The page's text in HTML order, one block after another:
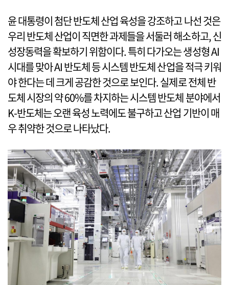
윤 대통령이 첨단 반도체 산업 육성을 강조하고 나선 것은
우리 반도체 산업이 직면한 과제들을 서둘러 해소하고, 신
성장동력을 확보하기 위함이다. 특히 다가오는 생성형 AI
시대를 맞아 AI 반도체 등 시스템 반도체 산업을 적극 키워
야 한다는 데 크게 공감한 것으로 보인다. 실제로 전체 반
도체 시장의 약 60%를 차지하는 시스템 반도체 분야에서
K-반도체는 오랜 육성 노력에도 불구하고 산업 기반이 매
우 취약한 것으로 나타났다.